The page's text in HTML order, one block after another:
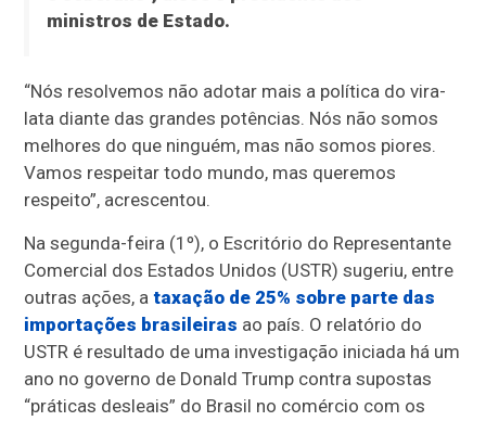
ministros de Estado.
“Nós resolvemos não adotar mais a política do vira-
lata diante das grandes potências. Nós não somos
melhores do que ninguém, mas não somos piores.
Vamos respeitar todo mundo, mas queremos
respeito”, acrescentou.
Na segunda-feira (1º), o Escritório do Representante
Comercial dos Estados Unidos (USTR) sugeriu, entre
outras ações, ataxação de 25% sobre parte das
importações brasileiras ao país. O relatório do
USTR é resultado de uma investigação iniciada há um
ano no governo de Donald Trump contra supostas
“práticas desleais” do Brasil no comércio com os